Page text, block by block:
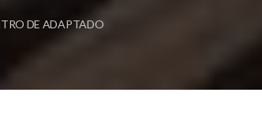
DE ADAPTADO